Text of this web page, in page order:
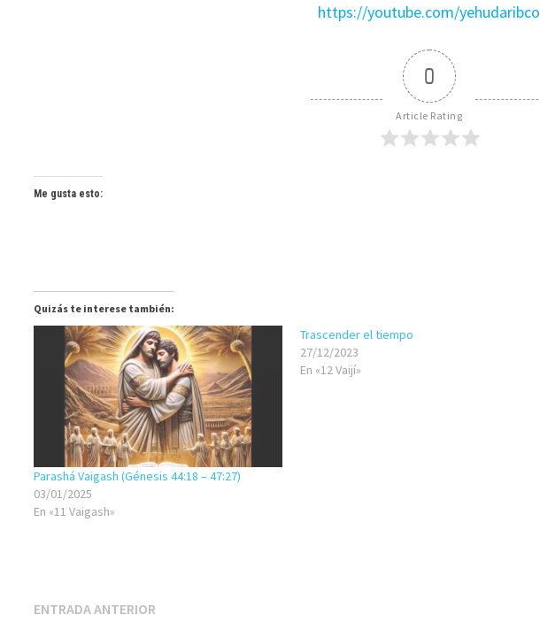
https://youtube.com/yehudaribco
0
Article Rating
Me gusta esto:
Quizás te interese también:
Parashá Vaigash (Génesis 44:18 – 47:27)
03/01/2025
En «11 Vaigash»
Trascender el tiempo
27/12/2023
En «12 Vaijí»
Navegación
ENTRADA ANTERIOR